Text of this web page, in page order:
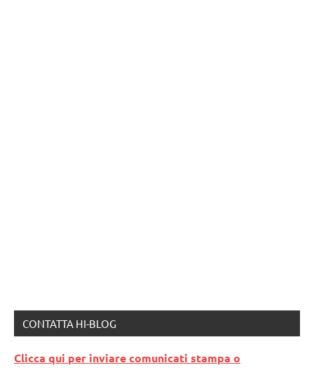
CONTATTA HI-BLOG
Clicca qui per inviare comunicati stampa o